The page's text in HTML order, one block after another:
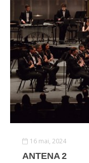
16 mai, 2024
ANTENA 2